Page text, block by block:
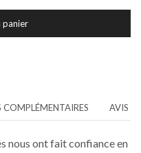
panier
AVIS (0)
nous ont fait confiance en